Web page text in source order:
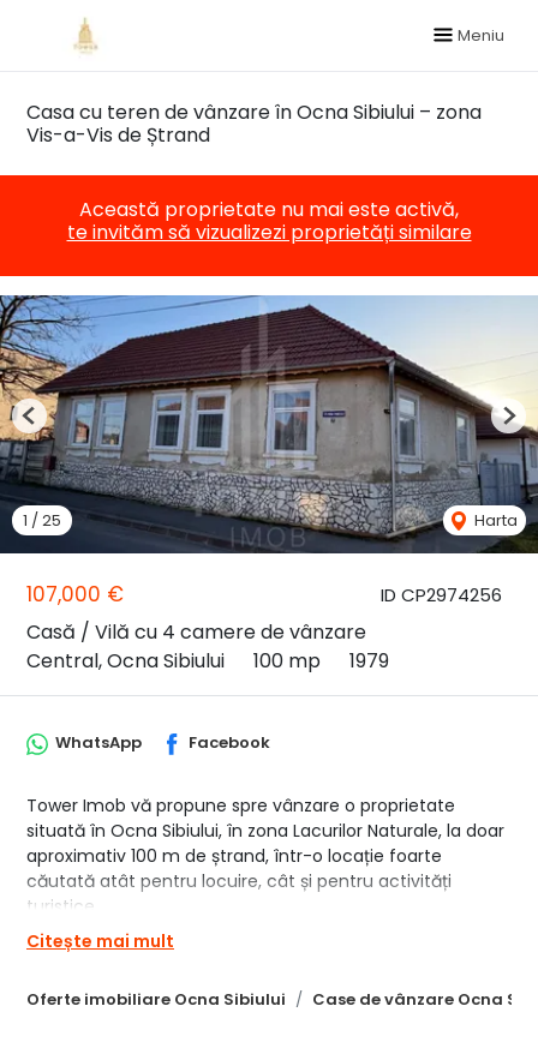
Meniu
Casa cu teren de vânzare în Ocna Sibiului – zona
Vis-a-Vis de Ștrand
Această proprietate nu mai este activă,
te invităm să vizualizezi proprietăți similare
ID CP2974256
107,000 €
Casă / Vilă cu 4 camere de vânzare
Central, Ocna Sibiului
100 mp 1979
1 / 25 Harta
Previous
Oferte imobiliare Ocna Sibiului Case de vânzare Ocna
WhatsApp Facebook
Tower Imob vă propune spre vânzare o proprietate
situată în Ocna Sibiului, în zona Lacurilor Naturale, la doar
aproximativ 100 m de ștrand, într-o locație foarte
căutată atât pentru locuire, cât și pentru activități
turistice.
Proprietatea dispune de un teren în suprafață de 360 mp
ideală pentru locuință permanentă, casă de vacanță sau
Citește mai mult